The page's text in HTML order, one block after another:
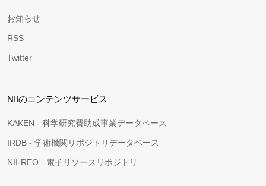
お知らせ
RSS
Twitter
NIIのコンテンツサービス
KAKEN - 科学研究費助成事業データベース
IRDB - 学術機関リポジトリデータベース
NII-REO - 電子リソースリポジトリ